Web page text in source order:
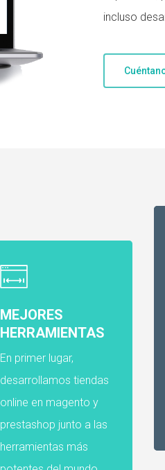
incluso
MEJORES
HERRAMIENTAS
En primer lugar,
desarrollamos tiendas
online en magento y
prestashop junto a las
herramientas más